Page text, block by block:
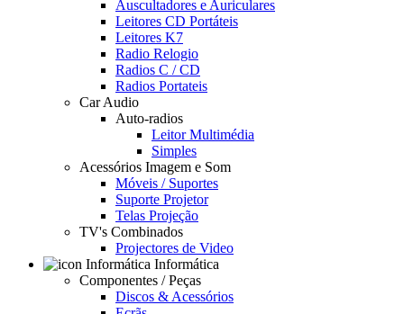
Auscultadores e Auriculares
Leitores CD Portáteis
Leitores K7
Radio Relogio
Radios C / CD
Radios Portateis
Car Audio
Auto-radios
Leitor Multimédia
Simples
Acessórios Imagem e Som
Móveis / Suportes
Suporte Projetor
Telas Projeção
TV's Combinados
Projectores de Video
Informática
Componentes / Peças
Discos & Acessórios